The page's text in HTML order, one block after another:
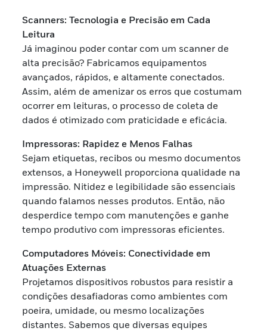
Scanners: Tecnologia e Precisão em Cada
Leitura
Já imaginou poder contar com um scanner de
alta precisão? Fabricamos equipamentos
avançados, rápidos, e altamente conectados.
Assim, além de amenizar os erros que costumam
ocorrer em leituras, o processo de coleta de
dados é otimizado com praticidade e eficácia.
Impressoras: Rapidez e Menos Falhas
Sejam etiquetas, recibos ou mesmo documentos
extensos, a Honeywell proporciona qualidade na
impressão. Nitidez e legibilidade são essenciais
quando falamos nesses produtos. Então, não
desperdice tempo com manutenções e ganhe
tempo produtivo com impressoras eficientes.
Computadores Móveis: Conectividade em
Atuações Externas
Projetamos dispositivos robustos para resistir a
condições desafiadoras como ambientes com
poeira, umidade, ou mesmo localizações
distantes. Sabemos que diversas equipes